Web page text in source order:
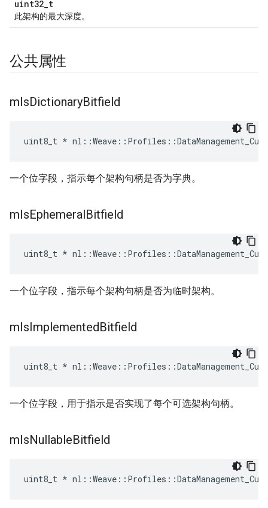
uint32_t
此架构的最大深度。
公共属性
mIsDictionaryBitfield
uint8_t *
一个位字段，指示每个架构句柄是否为字典。
mIsEphemeralBitfield
uint8_t *
一个位字段，指示每个架构句柄是否为临时架构。
mIsImplementedBitfield
uint8_t *
一个位字段，用于指示是否实现了每个可选架构句柄。
mIsNullableBitfield
uint8_t *